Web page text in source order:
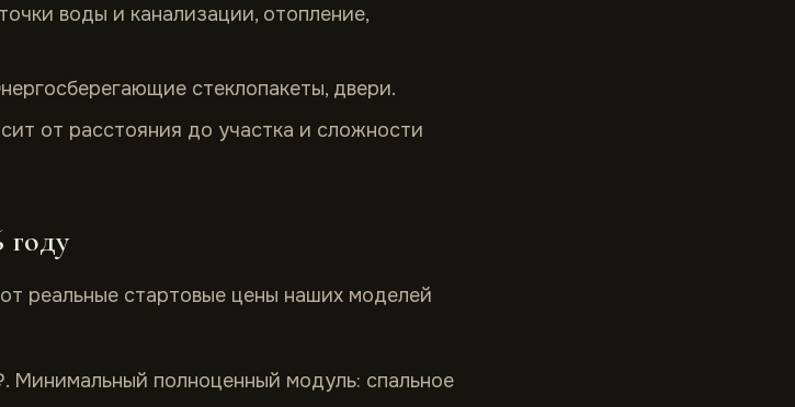
воды и канализации, отопление,
стеклопакеты, двери.
от расстояния до участка и сложности
реальные стартовые цены наших моделей
Минимальный полноценный модуль: спальное